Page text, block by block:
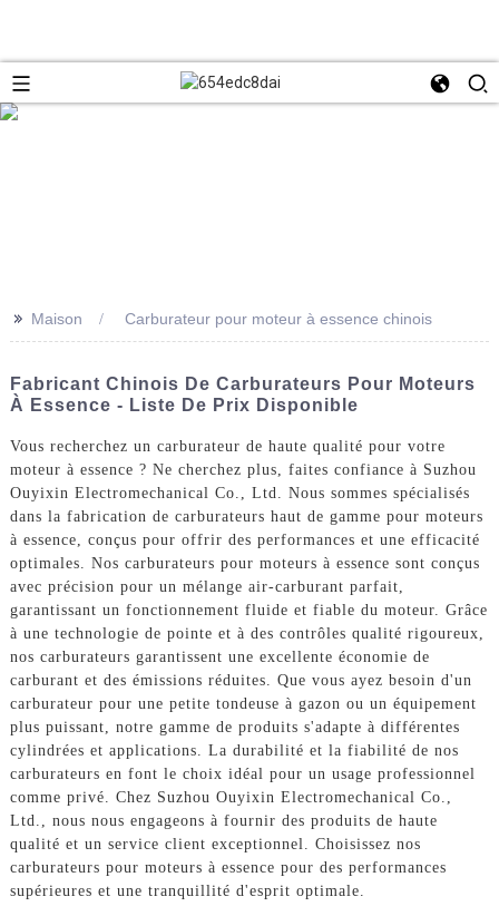
>> Maison Carburateur pour moteur à essence chinois
Fabricant Chinois De Carburateurs Pour Moteurs
À Essence - Liste De Prix Disponible
Vous recherchez un carburateur de haute qualité pour votre
moteur à essence ? Ne cherchez plus, faites confiance à Suzhou
Ouyixin Electromechanical Co., Ltd. Nous sommes spécialisés
dans la fabrication de carburateurs haut de gamme pour moteurs
à essence, conçus pour offrir des performances et une efficacité
optimales. Nos carburateurs pour moteurs à essence sont conçus
avec précision pour un mélange air-carburant parfait,
garantissant un fonctionnement fluide et fiable du moteur. Grâce
à une technologie de pointe et à des contrôles qualité rigoureux,
nos carburateurs garantissent une excellente économie de
carburant et des émissions réduites. Que vous ayez besoin d'un
carburateur pour une petite tondeuse à gazon ou un équipement
plus puissant, notre gamme de produits s'adapte à différentes
cylindrées et applications. La durabilité et la fiabilité de nos
carburateurs en font le choix idéal pour un usage professionnel
comme privé. Chez Suzhou Ouyixin Electromechanical Co.,
Ltd., nous nous engageons à fournir des produits de haute
qualité et un service client exceptionnel. Choisissez nos
carburateurs pour moteurs à essence pour des performances
supérieures et une tranquillité d'esprit optimale.